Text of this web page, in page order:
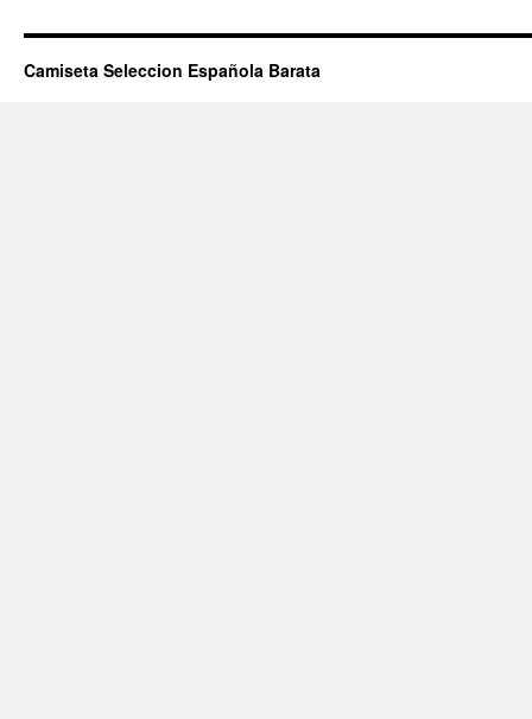
Camiseta Seleccion Española Barata